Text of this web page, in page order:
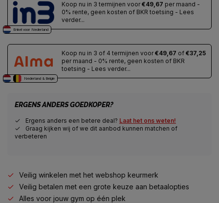
Enkel voor Nederland
Koop nu in 3 termijnen voor €49,67 per maand -
0% rente, geen kosten of BKR toetsing - Lees
verder...
Nederland & Belgie
Koop nu in 3 of 4 termijnen voor €49,67 of €37,25
per maand - 0% rente, geen kosten of BKR
toetsing - Lees verder...
ERGENS ANDERS GOEDKOPER?
Ergens anders een betere deal? Laat het ons weten!
Graag kijken wij of we dit aanbod kunnen matchen of
verbeteren
Veilig winkelen met het webshop keurmerk
Veilig betalen met een grote keuze aan betaalopties
Alles voor jouw gym op één plek